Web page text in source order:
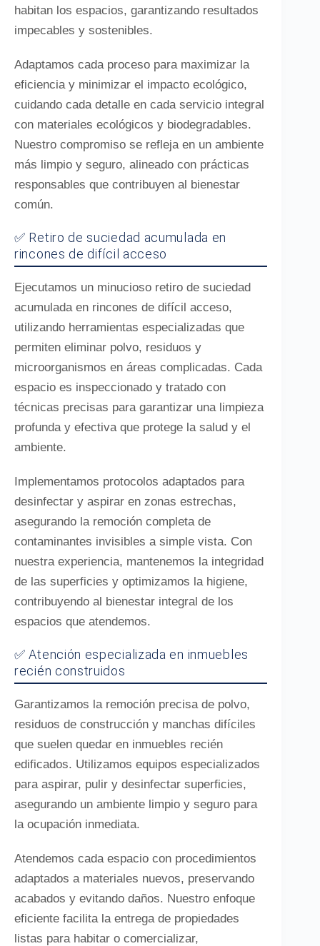
habitan los espacios, garantizando resultados
impecables y sostenibles.
Adaptamos cada proceso para maximizar la
eficiencia y minimizar el impacto ecológico,
cuidando cada detalle en cada servicio integral
con materiales ecológicos y biodegradables.
Nuestro compromiso se refleja en un ambiente
más limpio y seguro, alineado con prácticas
responsables que contribuyen al bienestar
común.
✅ Retiro de suciedad acumulada en
rincones de difícil acceso
Ejecutamos un minucioso retiro de suciedad
acumulada en rincones de difícil acceso,
utilizando herramientas especializadas que
permiten eliminar polvo, residuos y
microorganismos en áreas complicadas. Cada
espacio es inspeccionado y tratado con
técnicas precisas para garantizar una limpieza
profunda y efectiva que protege la salud y el
ambiente.
Implementamos protocolos adaptados para
desinfectar y aspirar en zonas estrechas,
asegurando la remoción completa de
contaminantes invisibles a simple vista. Con
nuestra experiencia, mantenemos la integridad
de las superficies y optimizamos la higiene,
contribuyendo al bienestar integral de los
espacios que atendemos.
✅ Atención especializada en inmuebles
recién construidos
Garantizamos la remoción precisa de polvo,
residuos de construcción y manchas difíciles
que suelen quedar en inmuebles recién
edificados. Utilizamos equipos especializados
para aspirar, pulir y desinfectar superficies,
asegurando un ambiente limpio y seguro para
la ocupación inmediata.
Atendemos cada espacio con procedimientos
adaptados a materiales nuevos, preservando
acabados y evitando daños. Nuestro enfoque
eficiente facilita la entrega de propiedades
listas para habitar o comercializar,